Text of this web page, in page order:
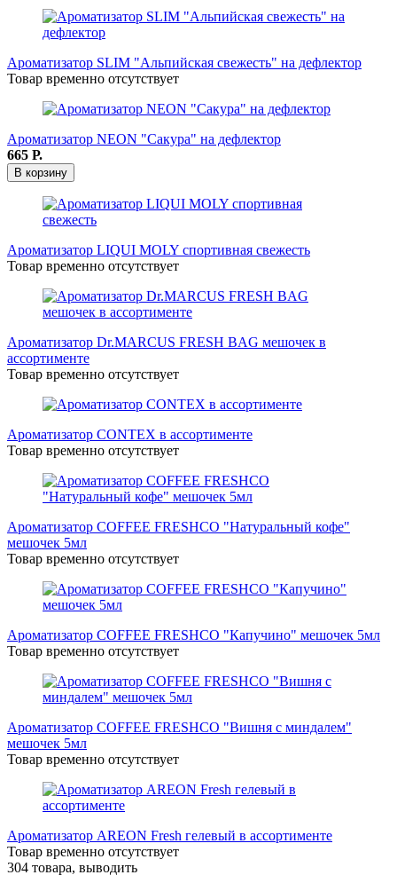
Ароматизатор SLIM "Альпийская свежесть" на дефлектор
Товар временно отсутствует
Ароматизатор NEON "Сакура" на дефлектор
665 Р.
В корзину
Ароматизатор LIQUI MOLY спортивная свежесть
Товар временно отсутствует
Ароматизатор Dr.MARCUS FRESH BAG мешочек в
ассортименте
Товар временно отсутствует
Ароматизатор CONTEX в ассортименте
Товар временно отсутствует
Ароматизатор COFFEE FRESHCO "Натуральный кофе"
мешочек 5мл
Товар временно отсутствует
Ароматизатор COFFEE FRESHCO "Капучино" мешочек 5мл
Товар временно отсутствует
Ароматизатор COFFEE FRESHCO "Вишня с миндалем"
мешочек 5мл
Товар временно отсутствует
Ароматизатор AREON Fresh гелевый в ассортименте
Товар временно отсутствует
304 товара, выводить